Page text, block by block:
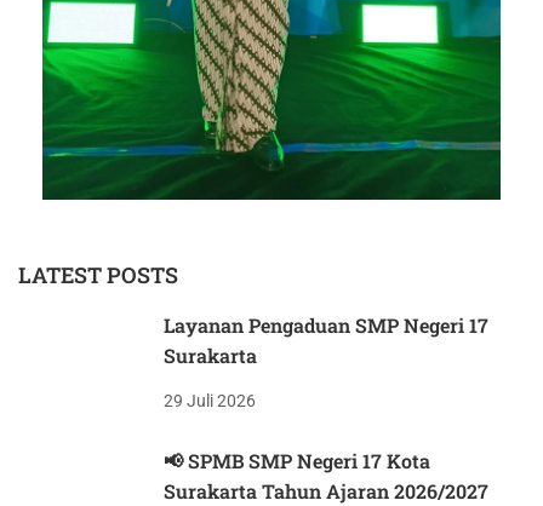
LATEST POSTS
Layanan Pengaduan SMP Negeri 17
Surakarta
29 Juli 2026
📢 SPMB SMP Negeri 17 Kota
Surakarta Tahun Ajaran 2026/2027